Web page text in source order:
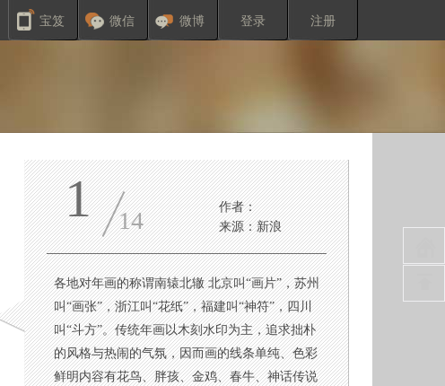
宝笈 微信 微博 登录 注册
往期回顾 其他图集 快捷分享
1 14
作者：
来源：新浪
各地对年画的称谓南辕北辙 北京叫“画片”，苏州
叫“画张”，浙江叫“花纸”，福建叫“神符”，四川
叫“斗方”。传统年画以木刻水印为主，追求拙朴
的风格与热闹的气氛，因而画的线条单纯、色彩
鲜明内容有花鸟、胖孩、金鸡、春牛、神话传说